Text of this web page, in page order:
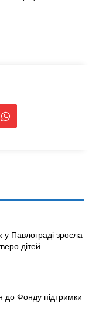
у Павлограді зросла
дітей
Фонду підтримки